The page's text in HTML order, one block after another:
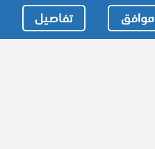
موافق تفاصيل
سياسة الخصوصية
روابط صفحات بلقيس